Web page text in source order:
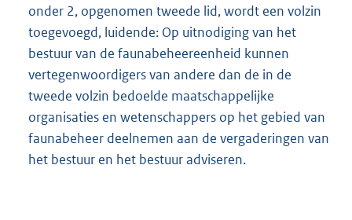
onder 2, opgenomen tweede lid, wordt een volzin
toegevoegd, luidende: Op uitnodiging van het
bestuur van de faunabeheereenheid kunnen
vertegenwoordigers van andere dan de in de
tweede volzin bedoelde maatschappelijke
organisaties en wetenschappers op het gebied van
faunabeheer deelnemen aan de vergaderingen van
het bestuur en het bestuur adviseren.